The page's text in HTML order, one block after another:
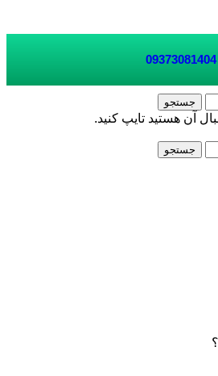
09373081404
جستجو
آن هستید تایپ کنید.
جستجو